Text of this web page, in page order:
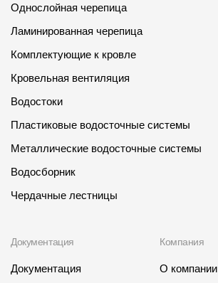
Однослойная черепица
Ламинированная черепица
Комплектующие к кровле
Кровельная вентиляция
Водостоки
Пластиковые водосточные системы
Металлические водосточные системы
Водосборник
Чердачные лестницы
Документация
Документация
Компания
О компании